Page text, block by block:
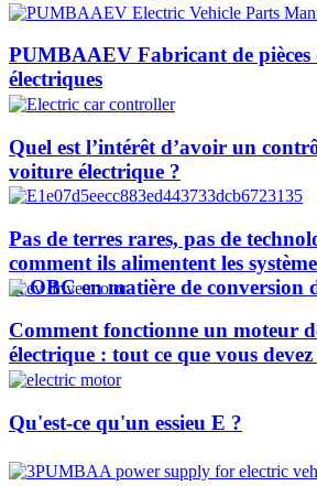
PUMBAAEV Fabricant de pièces
électriques
Quel est l’intérêt d’avoir un
voiture électrique ?
Pas de terres rares, pas de
comment ils alimentent les
et OBC en matière de conversion
Comment fonctionne un moteur
électrique : tout ce que vous
Qu'est-ce qu'un essieu E ?